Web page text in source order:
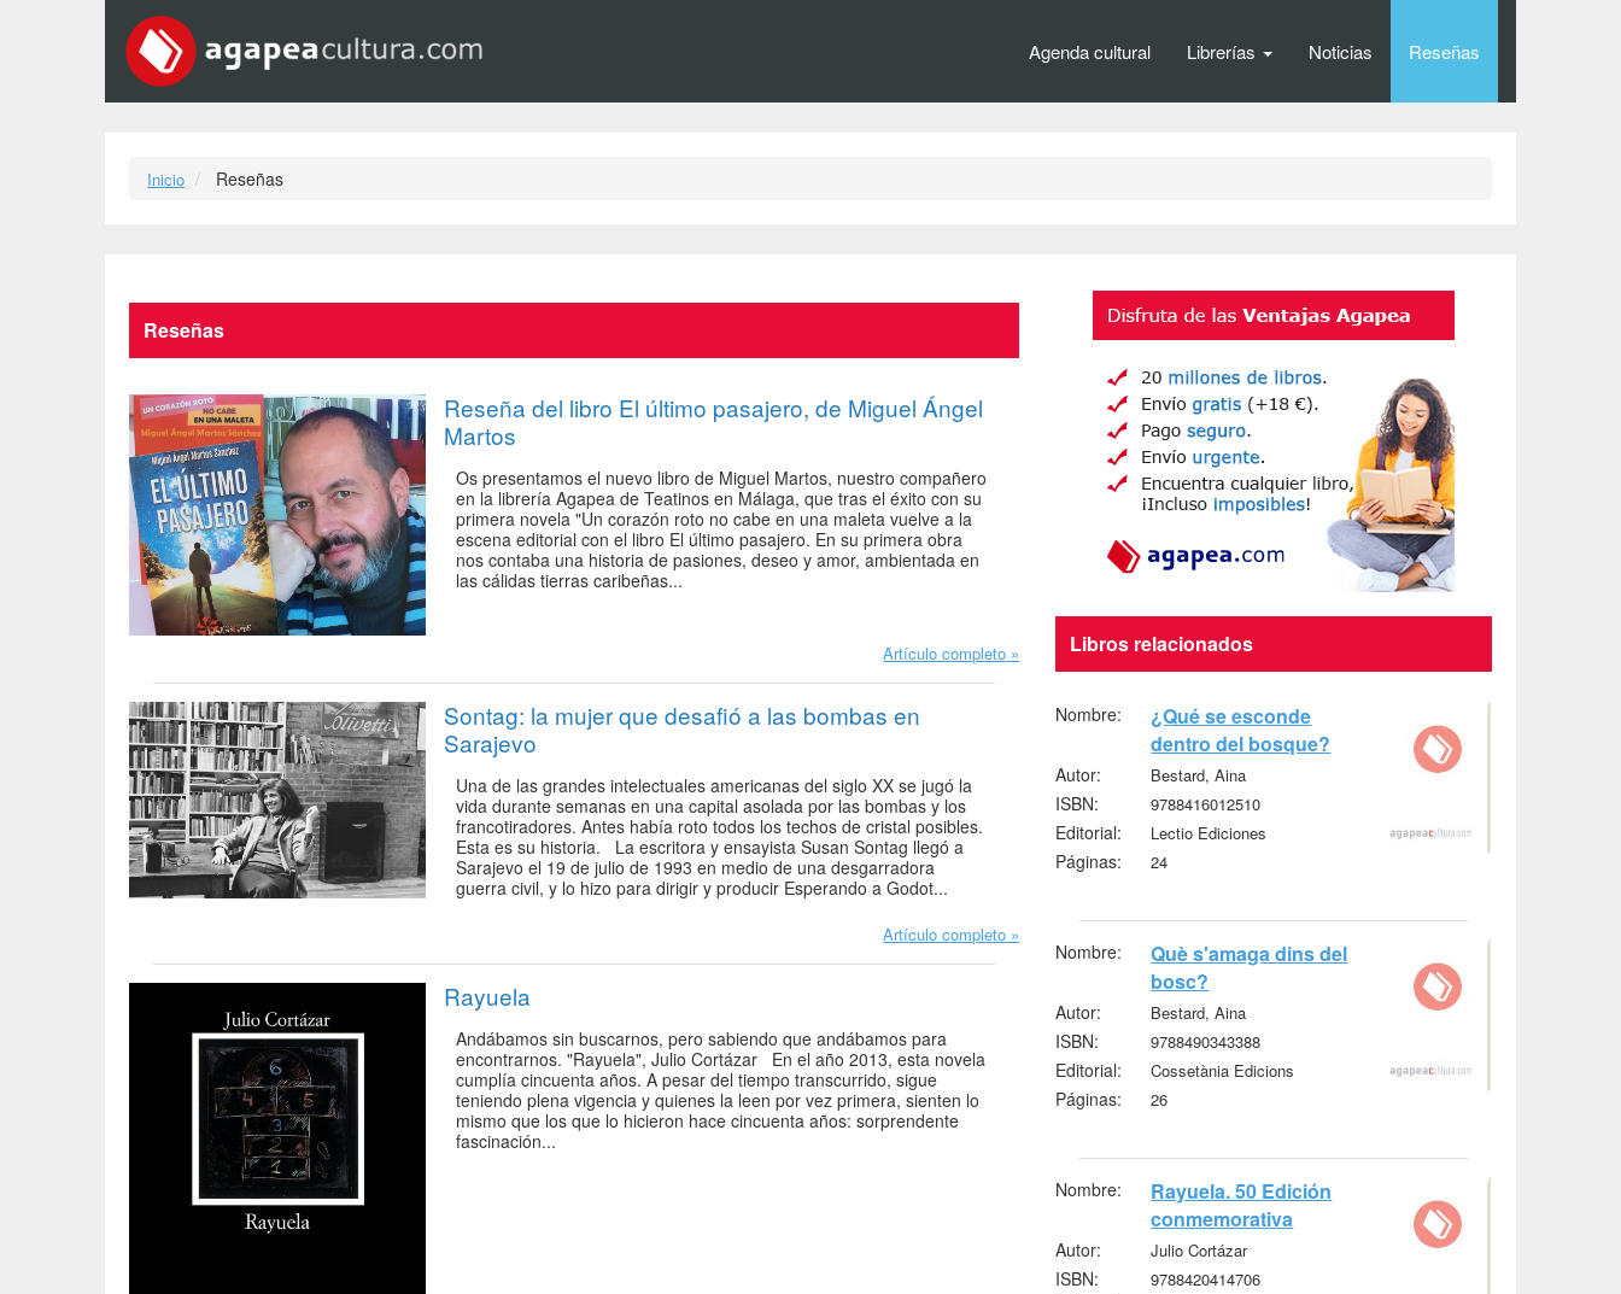
Agenda cultural Librerías Noticias Reseñas
Inicio Reseñas
Reseñas
Reseña del libro El último pasajero, de Miguel Ángel
Martos
Os presentamos el nuevo libro de Miguel Martos, nuestro compañero
en la librería Agapea de Teatinos en Málaga, que tras el éxito con su
primera novela "Un corazón roto no cabe en una maleta vuelve a la
escena editorial con el libro El último pasajero. En su primera obra
nos contaba una historia de pasiones, deseo y amor, ambientada en
las cálidas tierras caribeñas...
Artículo completo
Sontag: la mujer que desafió a las bombas en
Sarajevo
Una de las grandes intelectuales americanas del siglo XX se jugó la
vida durante semanas en una capital asolada por las bombas y los
francotiradores. Antes había roto todos los techos de cristal posibles.
Esta es su historia. La escritora y ensayista Susan Sontag llegó a
Sarajevo el 19 de julio de 1993 en medio de una desgarradora
guerra civil, y lo hizo para dirigir y producir Esperando a Godot...
Artículo completo
Rayuela
Andábamos sin buscarnos, pero sabiendo que andábamos para
encontrarnos. "Rayuela", Julio Cortázar En el año 2013, esta novela
cumplía cincuenta años. A pesar del tiempo transcurrido, sigue
teniendo plena vigencia y quienes la leen por vez primera, sienten lo
mismo que los que lo hicieron hace cincuenta años: sorprendente
fascinación...
Libros relacionados
Nombre:
¿Qué se esconde
dentro del bosque?
Autor: Bestard, Aina
ISBN: 9788416012510
Editorial: Lectio Ediciones
Páginas: 24
Nombre:
Què s'amaga dins del
bosc?
Autor: Bestard, Aina
ISBN: 9788490343388
Editorial: Cossetània Edicions
Páginas: 26
Nombre:
Rayuela. 50 Edición
conmemorativa
Autor: Julio Cortázar
ISBN: 9788420414706